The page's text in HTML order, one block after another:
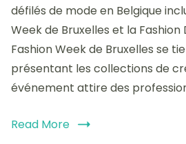
défilés de mode en Belgique
Week de Bruxelles et la Fashion
Fashion Week de Bruxelles se
présentant les collections de
événement attire des
Read More